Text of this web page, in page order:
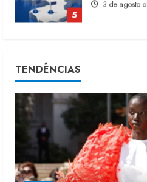
1
5 de agosto
2
3
Projeto
moda
4 de agosto
TENDÊNCIAS